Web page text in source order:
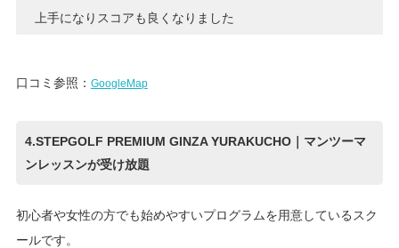
上手になりスコアも良くなりました
口コミ参照： GoogleMap
4.STEPGOLF PREMIUM GINZA YURAKUCHO｜マンツーマ
ンレッスンが受け放題
初心者や女性の方でも始めやすいプログラムを用意しているスク
ールです。